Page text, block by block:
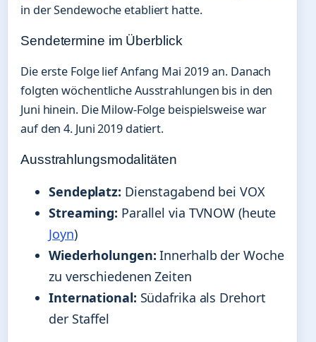
in der Sendewoche etabliert hatte.
Sendetermine im Überblick
Die erste Folge lief Anfang Mai 2019 an. Danach
folgten wöchentliche Ausstrahlungen bis in den
Juni hinein. Die Milow-Folge beispielsweise war
auf den 4. Juni 2019 datiert.
Ausstrahlungsmodalitäten
Sendeplatz: Dienstagabend bei VOX
Streaming: Parallel via TVNOW (heute
Joyn)
Wiederholungen: Innerhalb der Woche
zu verschiedenen Zeiten
International: Südafrika als Drehort
der Staffel